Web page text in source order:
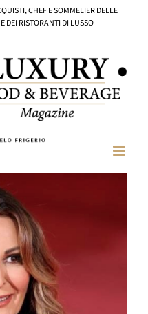
CHEF E SOMMELIER DELLE
DEI RISTORANTI DI LUSSO